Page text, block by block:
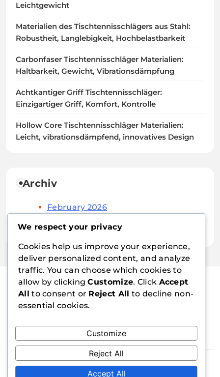
Leichtgewicht
Materialien des Tischtennisschlägers aus Stahl:
Robustheit, Langlebigkeit, Hochbelastbarkeit
Carbonfaser Tischtennisschläger Materialien:
Haltbarkeit, Gewicht, Vibrationsdämpfung
Achtkantiger Griff Tischtennisschläger:
Einzigartiger Griff, Komfort, Kontrolle
Hollow Core Tischtennisschläger Materialien:
Leicht, vibrationsdämpfend, innovatives Design
Archiv
February 2026
emorail.at
Blogzee - Blog WordPress Theme 2026.
We respect your privacy
Cookies help us improve your experience,
deliver personalized content, and analyze
traffic. You can choose which cookies to
allow by clickingCustomize. Click Accept
All to consent or Reject All to decline non-
essential cookies.
Customize
Reject All
Accept All